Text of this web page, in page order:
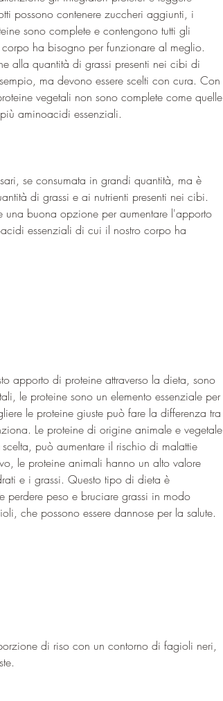
possono contenere zuccheri aggiunti, i
sono complete e contengono tutti gli
ha bisogno per funzionare al meglio.
alla quantità di grassi presenti nei cibi di
ma devono essere scelti con cura. Con
vegetali non sono complete come quelle
aminoacidi essenziali.
se consumata in grandi quantità, ma è
di grassi e ai nutrienti presenti nei cibi.
una buona opzione per aumentare l'apporto
essenziali di cui il nostro corpo ha
apporto di proteine attraverso la dieta, sono
le proteine sono un elemento essenziale per
le proteine giuste può fare la differenza tra
Le proteine di origine animale e vegetale
può aumentare il rischio di malattie
le proteine animali hanno un alto valore
e i grassi. Questo tipo di dieta è
perdere peso e bruciare grassi in modo
che possono essere dannose per la salute.
di riso con un contorno di fagioli neri,